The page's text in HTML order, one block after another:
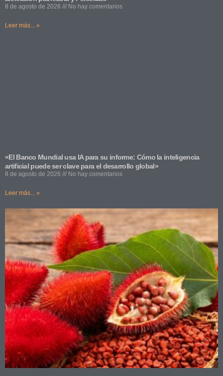
8 de agosto de 2026 No hay comentarios
Leer más... »
«El Banco Mundial usa IA para su informe: Cómo la inteligencia
artificial puede ser clave para el desarrollo global»
8 de agosto de 2026 No hay comentarios
Leer más... »